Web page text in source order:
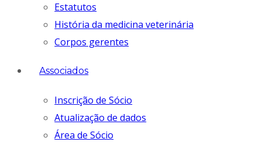
Estatutos
História da medicina veterinária
Corpos gerentes
Associados
Inscrição de Sócio
Atualização de dados
Área de Sócio